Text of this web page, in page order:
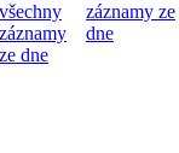
všechny
záznamy
ze dne
záznamy ze
dne